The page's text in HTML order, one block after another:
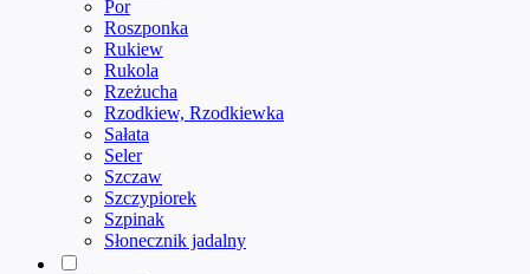
Por
Roszponka
Rukiew
Rukola
Rzeżucha
Rzodkiew, Rzodkiewka
Sałata
Seler
Szczaw
Szczypiorek
Szpinak
Słonecznik jadalny